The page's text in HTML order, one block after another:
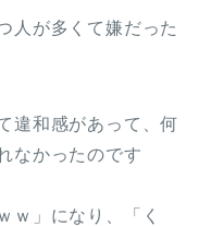
人が多くて嫌だった
違和感があって、何
なかったのです
ｗ」になり、「く